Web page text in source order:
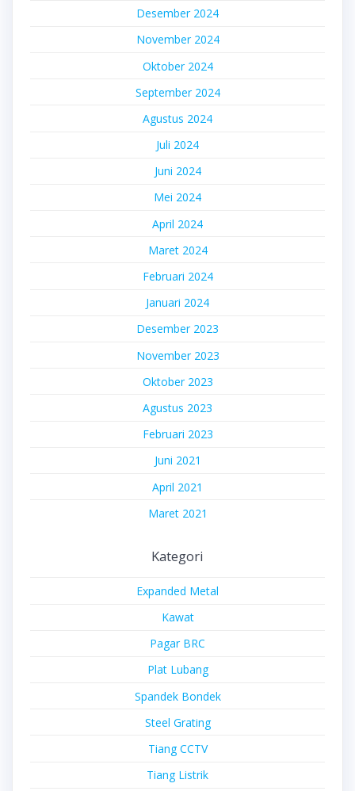
Desember 2024
November 2024
Oktober 2024
September 2024
Agustus 2024
Juli 2024
Juni 2024
Mei 2024
April 2024
Maret 2024
Februari 2024
Januari 2024
Desember 2023
November 2023
Oktober 2023
Agustus 2023
Februari 2023
Juni 2021
April 2021
Maret 2021
Kategori
Expanded Metal
Kawat
Pagar BRC
Plat Lubang
Spandek Bondek
Steel Grating
Tiang CCTV
Tiang Listrik